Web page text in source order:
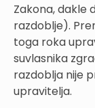
Zakona, dakle
razdoblje).
toga roka
suvlasnika
razdoblja nije
upravitelja.